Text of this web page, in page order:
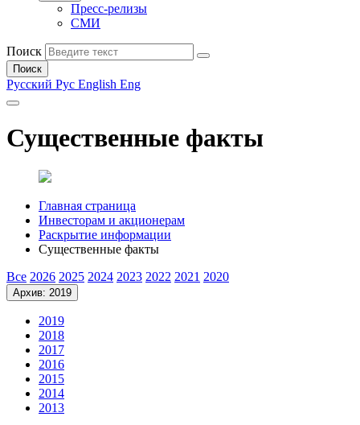
Пресс-релизы
СМИ
Поиск
Поиск
Русский Рус English Eng
Существенные факты
Главная страница
Инвесторам и акционерам
Раскрытие информации
Существенные факты
Все 2026 2025 2024 2023 2022 2021 2020
Архив: 2019
2019
2018
2017
2016
2015
2014
2013